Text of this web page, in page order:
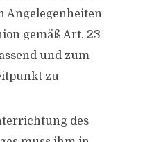
Angelegenheiten
gemäß Art. 23
und zum
zu
des